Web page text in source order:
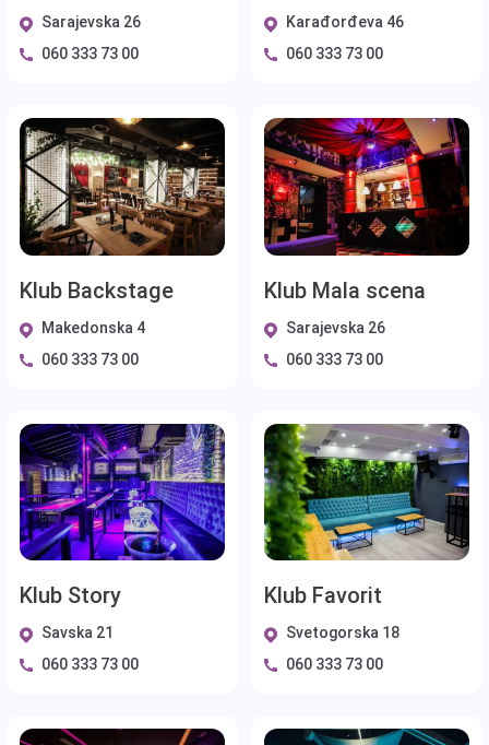
Sarajevska 26
060 333 73 00
Karađorđeva 46
060 333 73 00
Klub Backstage
Makedonska 4
060 333 73 00
Klub Mala scena
Sarajevska 26
060 333 73 00
Klub Story
Savska 21
060 333 73 00
Klub Favorit
Svetogorska 18
060 333 73 00